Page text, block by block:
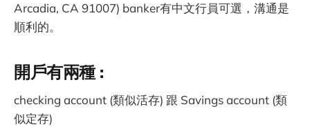
Arcadia, CA 91007) banker有中文行員可選，溝通是
順利的。
開戶有兩種 :
checking account (類似活存) 跟 Savings account (類
似定存)